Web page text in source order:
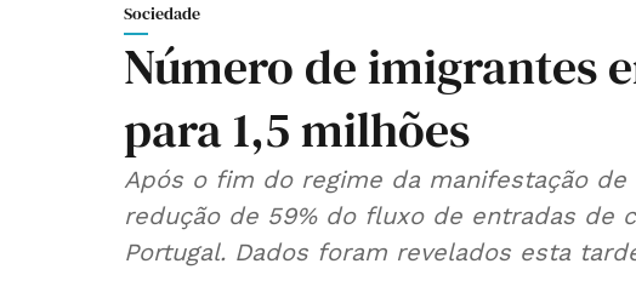
Sociedade
Número de imigrantes
para 1,5 milhões
Após o fim do regime da manifestação
redução de 59% do fluxo de entradas de
Portugal. Dados foram revelados esta